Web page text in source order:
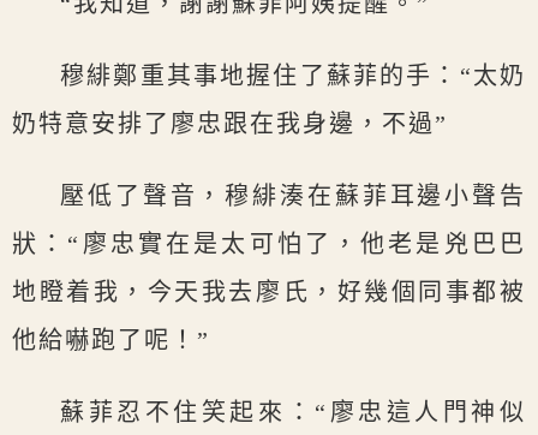
穆緋鄭重其事地握住了蘇菲的手：“太奶
奶特意安排了廖忠跟在我身邊，不過”
壓低了聲音，穆緋湊在蘇菲耳邊小聲告
狀：“廖忠實在是太可怕了，他老是兇巴巴
地瞪着我，今天我去廖氏，好幾個同事都被
他給嚇跑了呢！”
蘇菲忍不住笑起來：“廖忠這人門神似